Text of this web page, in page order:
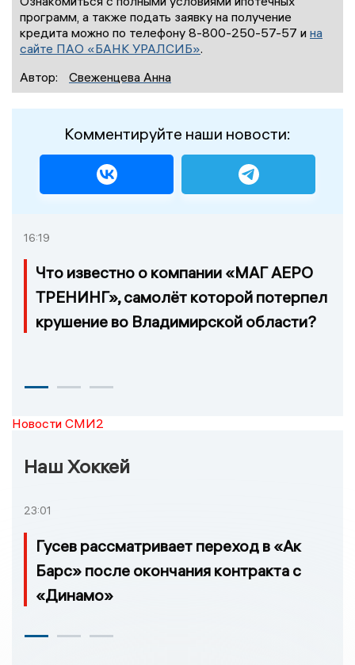
программ, а также подать заявку на получение
кредита можно по телефону 8-800-250-57-57 и на
сайте ПАО «БАНК УРАЛСИБ».
Автор:
Свеженцева Анна
Комментируйте наши новости:
16:19
Что известно о компании «МАГ АЕРО
ТРЕНИНГ», самолёт которой потерпел
крушение во Владимирской области?
Новости СМИ2
Наш Хоккей
23:01
Гусев рассматривает переход в «Ак
Барс» после окончания контракта с
«Динамо»